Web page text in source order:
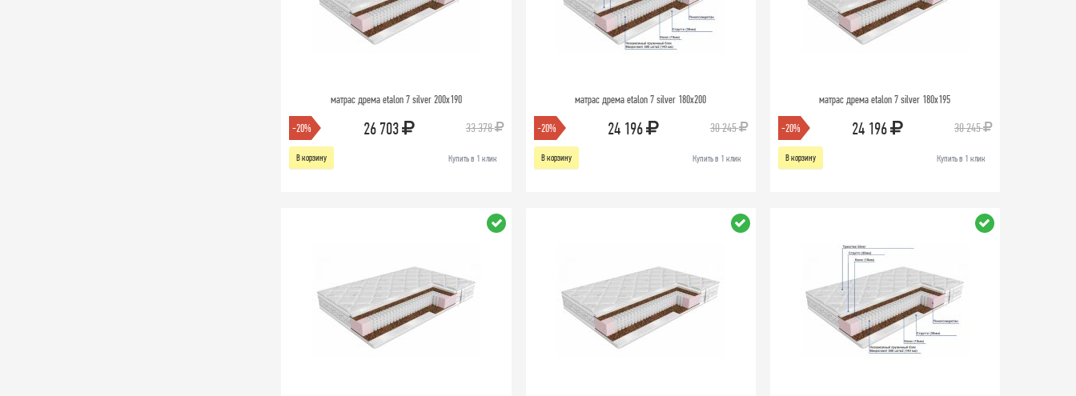
матрас дрема etalon 7 silver 200х190
-20% 26 703 33 378
В корзину Купить в 1 клик
матрас дрема etalon 7 silver 180х200
-20% 24 196 30 245
В корзину Купить в 1 клик
матрас дрема etalon 7 silver 180х195
-20% 24 196 30 245
В корзину Купить в 1 клик